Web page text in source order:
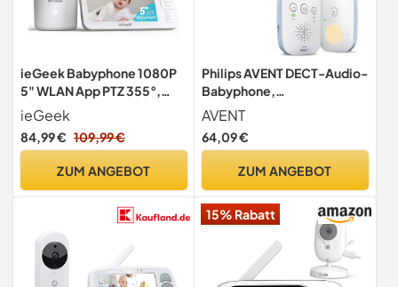
ieGeek Babyphone 1080P
5" WLAN App PTZ 355°,
Nachtsicht, Zonenalarm
ieGeek
84,99 € 109,99 €
ZUM ANGEBOT
Philips AVENT DECT-Audio-
Babyphone,
Gegensprechfunktion,
störungsfrei, 330 Meter
Reichweite, 24 Stunden
Modus, Nachtlicht,
AVENT
64,09 €
ZUM ANGEBOT
15% Rabatt